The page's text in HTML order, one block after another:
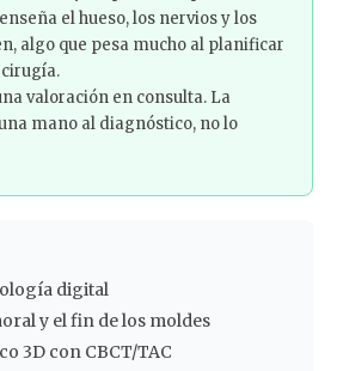
el hueso, los nervios y los
algo que pesa mucho al planificar
valoración en consulta. La
mano al diagnóstico, no lo
digital
y el fin de los moldes
3D con CBCT/TAC